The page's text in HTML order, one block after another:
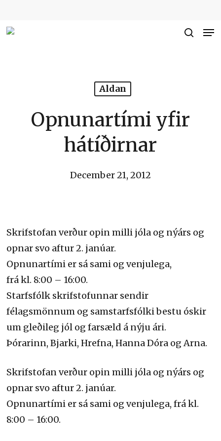
Aldan
Opnunartími yfir
hátíðirnar
December 21, 2012
Skrifstofan verður opin milli jóla og nýárs og
opnar svo aftur 2. janúar.
Opnunartími er sá sami og venjulega,
frá kl. 8:00 – 16:00.
Starfsfólk skrifstofunnar sendir
félagsmönnum og samstarfsfólki bestu óskir
um gleðileg jól og farsæld á nýju ári.
Þórarinn, Bjarki, Hrefna, Hanna Dóra og Arna.
Skrifstofan verður opin milli jóla og nýárs og
opnar svo aftur 2. janúar.
Opnunartími er sá sami og venjulega, frá kl.
8:00 – 16:00.
Close